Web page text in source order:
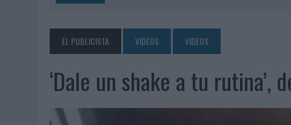
07/08/2026 | MG SPIRIT RELANZA SU MARCA CON UNA ESTRATEGIA 360º
07/08/2026
PATRÓN CONVIERTE EL NUEVO SINGLE DE ARÓN PIPER EN UNA
07/08/2026 | EL VERANO PONE A PRUEBA LA ESTRATEGIA DIGITAL DE LAS
07/08/2026
EL PUBLICISTA VIDEOS VIDEOS
‘Dale un shake a tu rutina’,